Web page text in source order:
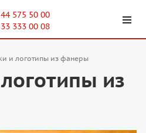
575 50 00
333 00 08
и логотипы из фанеры
из